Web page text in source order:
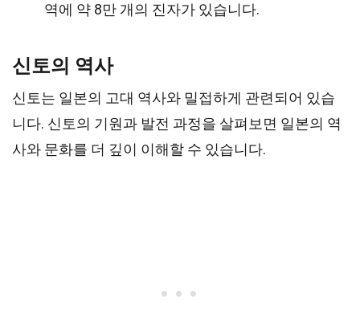
역에 약 8만 개의 진자가 있습니다.
신토의 역사
신토는 일본의 고대 역사와 밀접하게 관련되어 있습
니다. 신토의 기원과 발전 과정을 살펴보면 일본의 역
사와 문화를 더 깊이 이해할 수 있습니다.